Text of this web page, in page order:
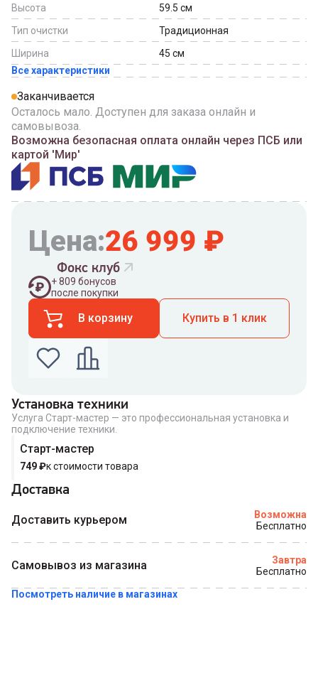
Высота
59.5 см
Тип очистки
Традиционная
Ширина
45 см
Все характеристики
Заканчивается
Осталось мало. Доступен для заказа онлайн и
самовывоза.
Возможна безопасная оплата онлайн через ПСБ или
картой 'Мир'
Цена:26 999 ₽
Фокс клуб
+809 бонусов
после покупки
В корзину Купить в 1 клик
Введите номер телефона по которому можно
связаться с вами
Номер телефона
Установка техники
Услуга Старт-мастер — это профессиональная установка и
подключение техники.
Старт-мастер
749₽к стоимости товара
Доставка
Доставить курьером
Возможна
Бесплатно
Самовывоз из магазина
Завтра
Бесплатно
Посмотреть наличие в магазинах